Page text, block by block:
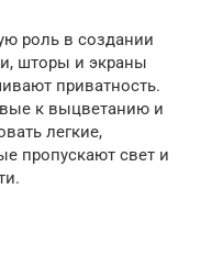
роль в создании
шторы и экраны
приватность.
к выцветанию и
легкие,
пропускают свет и